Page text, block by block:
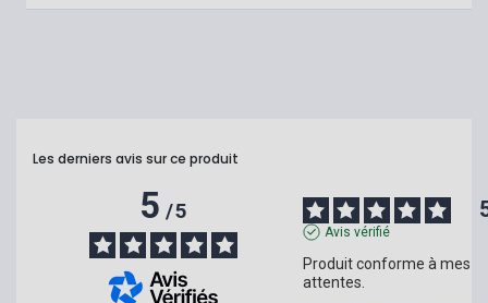
Les derniers avis sur ce produit
5/5
Avis vérifié
Produit conforme à mes
attentes.